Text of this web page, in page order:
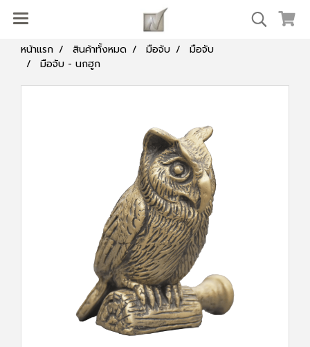
หน้าแรก สินค้าทั้งหมด มือจับ
มือจับ
มือจับ - นกฮูก